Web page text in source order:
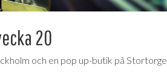
20
och en pop up-butik på